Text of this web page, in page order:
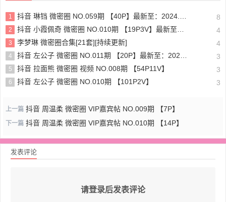
1 抖音 琳铛 微密圈 NO.059期 【40P】最新至：2024.1.10 8
2 抖音 小霞佩奇 微密圈 NO.010期 【19P3V】最新至：2025.5.26 4
3 李梦琳 微密圈合集[21套][持续更新] 4
4 抖音 左公子 微密圈 NO.011期 【20P】最新至：2024.5.13 3
5 抖音 拉面熊 微密圈 视频 NO.008期 【54P11V】 3
6 抖音 左公子 微密圈 NO.010期 【101P2V】 3
上一篇 抖音 周温柔 微密圈 VIP嘉宾帖 NO.009期 【7P】
下一篇 抖音 周温柔 微密圈 VIP嘉宾帖 NO.010期 【14P】
发表评论
请登录后发表评论